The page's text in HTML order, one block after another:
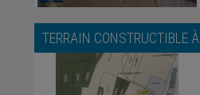
TERRAIN CONSTRUCTIBLE À